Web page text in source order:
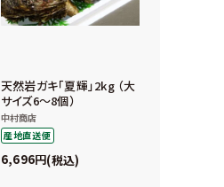
天然岩ガキ「夏輝」2kg （大
サイズ6～8個）
中村商店
産地直送便
6,696 税込